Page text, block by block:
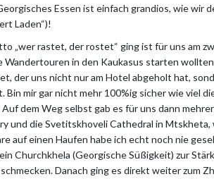
Essen ist einfach grandios, wie
Laden“)!
„wer rastet, der rostet“ ging ist für uns am
Wandertouren in den Kaukasus starten
der uns nicht nur am Hotel abgeholt hat,
Bin mir gar nicht mehr 100%ig sicher wie viel
Auf dem Weg selbst gab es für uns dann
und die Svetitskhoveli Cathedral in
auf einen Haufen habe ich echt noch nie
Churchkhela (Georgische Süßigkeit) zur
Danach ging es direkt weiter zum